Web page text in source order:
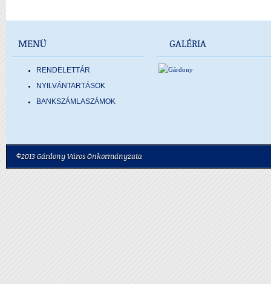
MENÜ
RENDELETTÁR
NYILVÁNTARTÁSOK
BANKSZÁMLASZÁMOK
GALÉRIA
©2013 Gárdony Város Önkormányzata